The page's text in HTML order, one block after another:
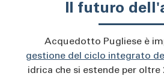
Il futuro
Acquedotto Pugliese è
gestione del ciclo integrato
idrica che si estende per